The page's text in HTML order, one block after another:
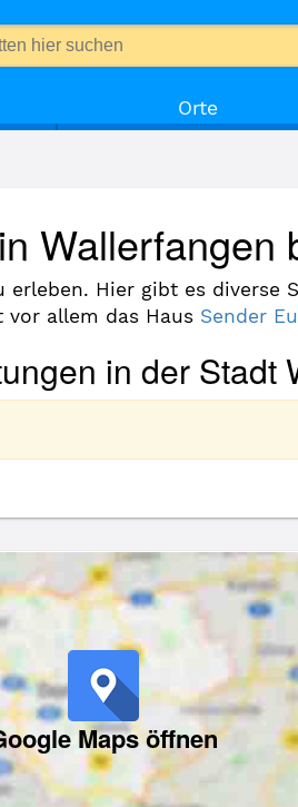
Orte
Wallerfangen
Hier gibt es diverse
allem das Haus Sender
in der Stadt
Maps öffnen